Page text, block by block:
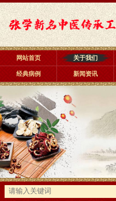
网站首页 关于我们
经典病例 新闻资讯